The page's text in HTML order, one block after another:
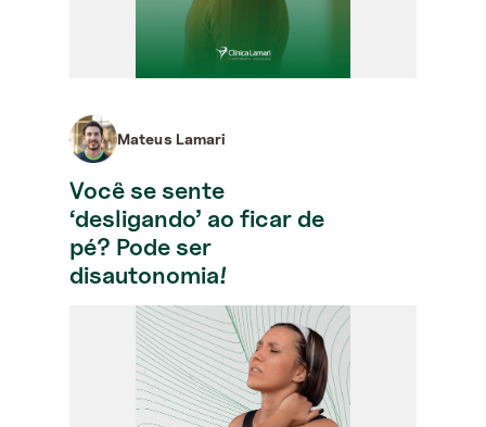
Mateus Lamari
Você se sente
‘desligando’ ao ficar de
pé? Pode ser
disautonomia!